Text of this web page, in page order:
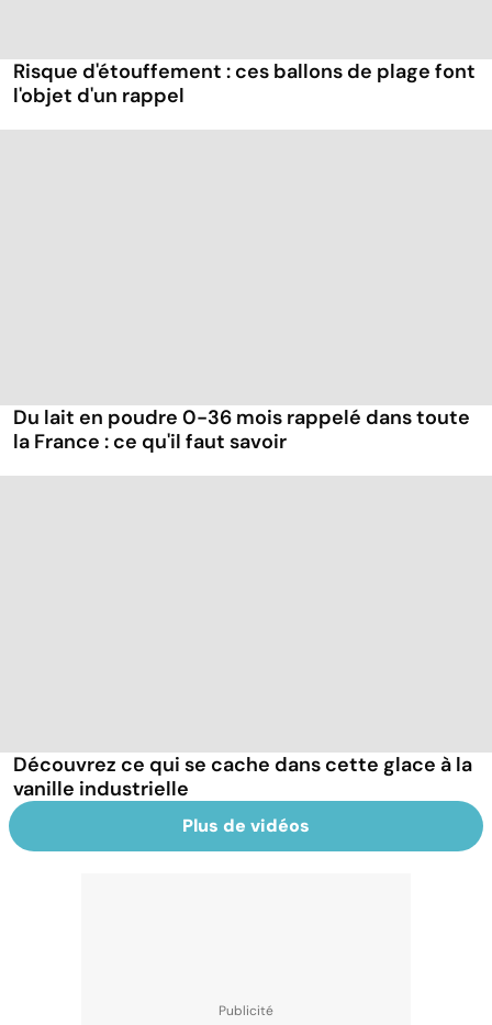
Risque d'étouffement : ces ballons de plage font
l'objet d'un rappel
Du lait en poudre 0-36 mois rappelé dans toute
la France : ce qu'il faut savoir
Découvrez ce qui se cache dans cette glace à la
vanille industrielle
Plus de vidéos